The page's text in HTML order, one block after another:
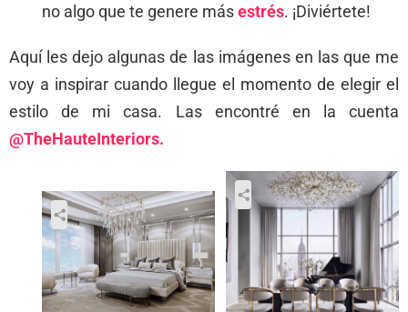
no algo que te genere másestrés. ¡Diviértete!
Aquí les dejo algunas de las imágenes en las que me
voy a inspirar cuando llegue el momento de elegir el
estilo de mi casa. Las encontré en la cuenta
@TheHauteInteriors.